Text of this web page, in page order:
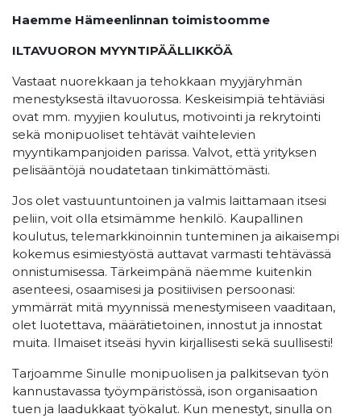
Haemme Hämeenlinnan toimistoomme
ILTAVUORON MYYNTIPÄÄLLIKKÖÄ
Vastaat nuorekkaan ja tehokkaan myyjäryhmän
menestyksestä iltavuorossa. Keskeisimpiä tehtäviäsi
ovat mm. myyjien koulutus, motivointi ja rekrytointi
sekä monipuoliset tehtävät vaihtelevien
myyntikampanjoiden parissa. Valvot, että yrityksen
pelisääntöjä noudatetaan tinkimättömästi.
Jos olet vastuuntuntoinen ja valmis laittamaan itsesi
peliin, voit olla etsimämme henkilö. Kaupallinen
koulutus, telemarkkinoinnin tunteminen ja aikaisempi
kokemus esimiestyöstä auttavat varmasti tehtävässä
onnistumisessa. Tärkeimpänä näemme kuitenkin
asenteesi, osaamisesi ja positiivisen persoonasi:
ymmärrät mitä myynnissä menestymiseen vaaditaan,
olet luotettava, määrätietoinen, innostut ja innostat
muita. Ilmaiset itseäsi hyvin kirjallisesti sekä suullisesti!
Tarjoamme Sinulle monipuolisen ja palkitsevan työn
kannustavassa työympäristössä, ison organisaation
tuen ja laadukkaat työkalut. Kun menestyt, sinulla on